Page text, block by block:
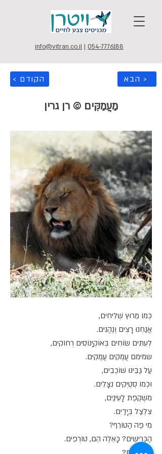
info@vitran.co.il | 054-7776188
< הקודם הבא >
מַעֲמַקִּים © רן גרין
כְּמוֹ מֵרוּץ שְׁלִיחִים,
אֲנַחְנוּ רָצִים וְנֶהֱנִים.
לְעִתִּים שׂוֹחִים בְּאוֹקְיָנוֹסִים רְחוֹקִים,
שמימם עֲמֻקִּים עֲמֻקִּים.
עַל גַּבֵּינוּ שׁוֹכְבִים,
וּכְמוֹ סְטֶיְקִים נִצָּלִים.
מִשְׁקֶפֶת לָעֵינַיִם,
צִלְצַל בְּיָדַיִם.
מִי פֶּה הַטּוֹרֵף?
הַכְּרִישִׁים? כָּאֵלֶּה הֵם, טוֹרְפִים.